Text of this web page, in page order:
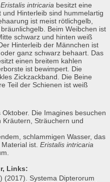
Eristalis intricaria besitzt eine
Hinterleib sind hummelartig
ist meist rötlichgelb,
Beim Weibchen ist
schwarz und hinten weiß
Hinterleib der Männchen ist
ganz schwarz behaart. Das
einen breitem kahlen
ist bewimpert. Die
Zickzackband. Die Beine
Teil der Schienen ist weiß
Oktober. Die Imagines besuchen
Sträuchern und
schlammigen Wasser, das
ist. Eristalis intricaria
Links:
(2017). Systema Dipterorum